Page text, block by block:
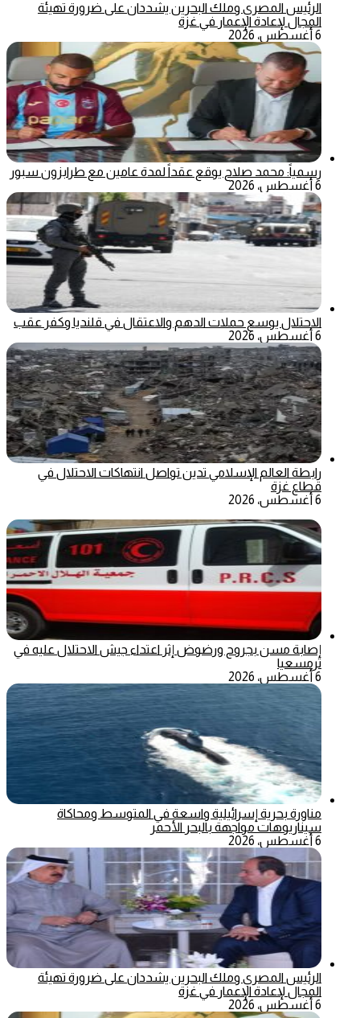
الرئيس المصري وملك البحرين يشددان على ضرورة تهيئة
المجال لإعادة الإعمار في غزة
6 أغسطس، 2026
رسمياً: محمد صلاح يوقع عقداً لمدة عامين مع طرابزون سبور
6 أغسطس، 2026
الاحتلال يوسع حملات الدهم والاعتقال في قلنديا وكفر عقب
6 أغسطس، 2026
رابطة العالم الإسلامي تدين تواصل انتهاكات الاحتلال في
قطاع غزة
6 أغسطس، 2026
إصابة مسن بجروح ورضوض إثر اعتداء جيش الاحتلال عليه في
ترمسعيا
6 أغسطس، 2026
مناورة بحرية إسرائيلية واسعة في المتوسط ومحاكاة
سيناريوهات مواجهة بالبحر الأحمر
6 أغسطس، 2026
الرئيس المصري وملك البحرين يشددان على ضرورة تهيئة
المجال لإعادة الإعمار في غزة
6 أغسطس، 2026